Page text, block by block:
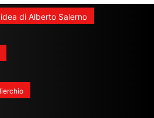
di Alberto Salerno